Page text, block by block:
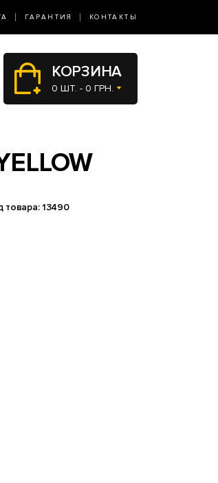
ГАРАНТИЯ КОНТАКТЫ
КОРЗИНА
0 ШТ. - 0 ГРН.
товара: 13490